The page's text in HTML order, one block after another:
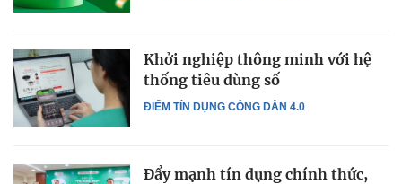
ĐIỂM TÍN DỤNG CÔNG DÂN 4.0
Khởi nghiệp thông minh với hệ
thống tiêu dùng số
Đẩy mạnh tín dụng chính thức,